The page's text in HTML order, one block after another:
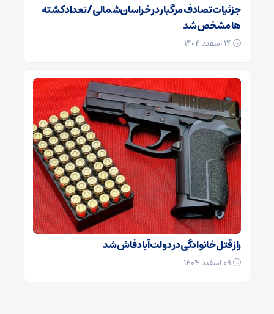
جزئیات تصادف مرگبار در خراسان‌شمالی/ تعداد کشته
ها مشخص شد
راز قتل خانوادگی در دولت‌آباد فاش شد